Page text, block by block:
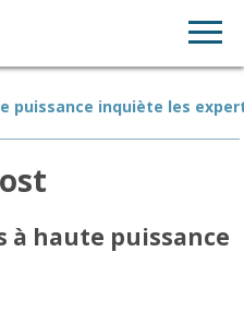
puissance inquiète les
à haute puissance